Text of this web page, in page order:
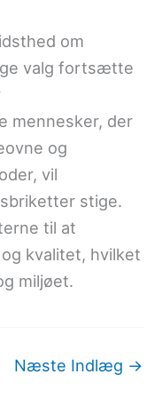
om
valg fortsætte
mennesker, der
og
vil
stige.
til at
kvalitet, hvilket
miljøet.
Næste Indlæg →